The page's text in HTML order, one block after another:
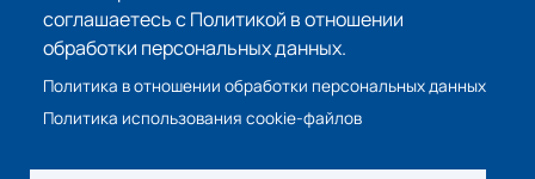
соглашаетесь с Политикой в отношении
обработки персональных данных.
Политика в отношении обработки персональных данных
Политика использования cookie-файлов
данных
Политика использования cookie-файлов